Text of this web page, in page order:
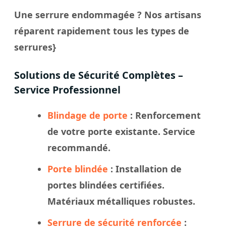
Une serrure endommagée ? Nos artisans
réparent rapidement tous les types de
serrures}
Solutions de Sécurité Complètes –
Service Professionnel
Blindage de porte : Renforcement
de votre porte existante. Service
recommandé.
Porte blindée : Installation de
portes blindées certifiées.
Matériaux métalliques robustes.
Serrure de sécurité renforcée :